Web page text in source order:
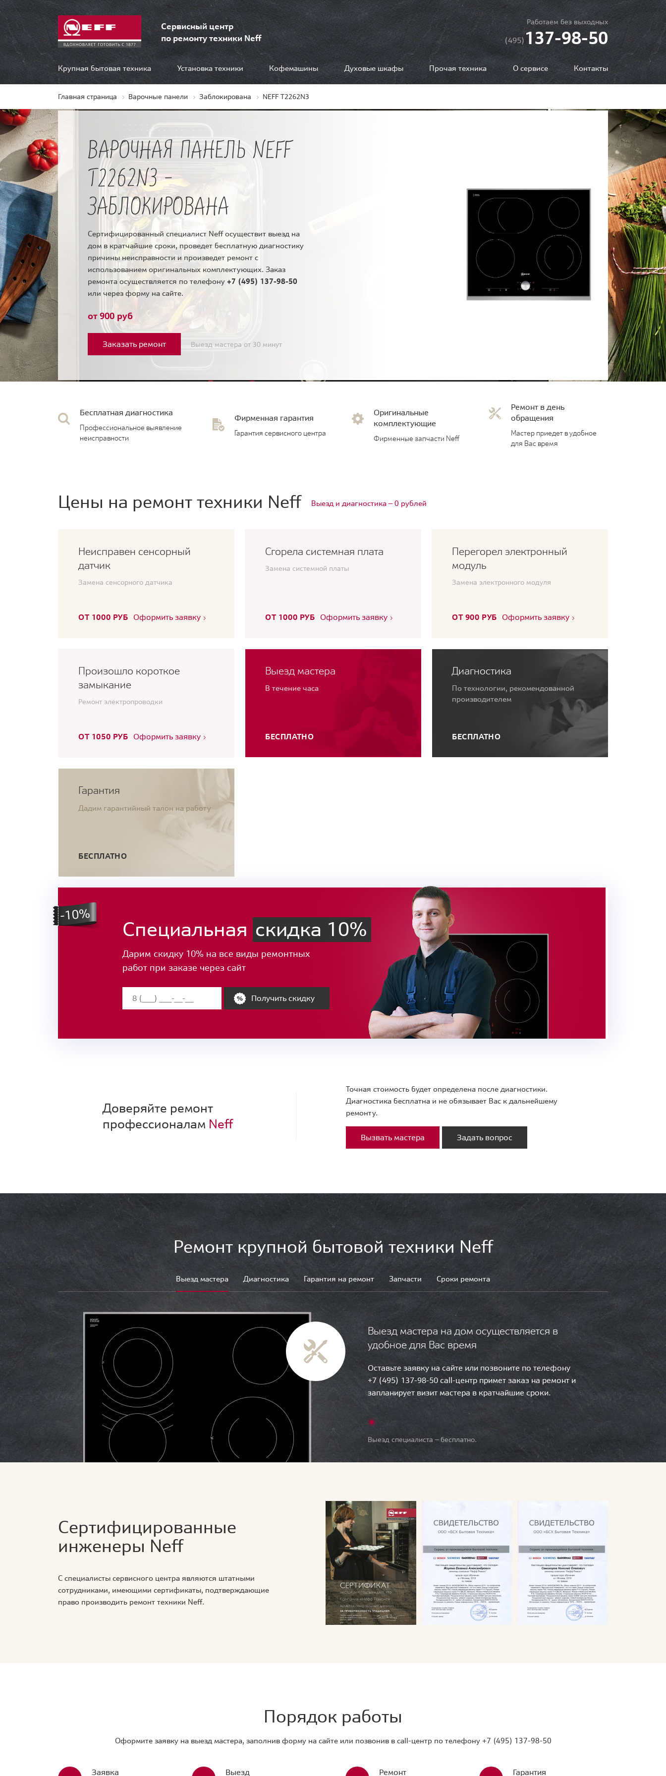
Сервисный центр
по ремонту техники Neff
Работаем без выходных
(495)137-98-50
Крупная бытовая техника Установка техники Кофемашины Духовые шкафы Прочая техника О сервисе Контакты
Главная страница Варочные панели Заблокирована NEFF T2262N3
ВАРОЧНАЯ ПАНЕЛЬ NEFF
T2262N3 -
ЗАБЛОКИРОВАНА
Сертифицированный специалист Neff осуществит выезд на
дом в кратчайшие сроки, проведет бесплатную диагностику
причины неисправности и произведет ремонт с
использованием оригинальных комплектующих. Заказ
ремонта осуществляется по телефону +7 (495) 137-98-50
или через форму на сайте.
от 900 руб
Заказать ремонт Выезд мастера от 30 минут
Бесплатная диагностика
Профессиональное выявление
неисправности
Фирменная гарантия
Гарантия сервисного центра
Оригинальные
комплектующие
Фирменные запчасти Neff
Ремонт в день
обращения
Мастер приедет в удобное
для Вас время
Цены на ремонт техники Neff Выезд и диагностика — 0 рублей
Неисправен сенсорный
датчик
Замена сенсорного датчика
ОТ 1000 РУБ Оформить заявку
Сгорела системная плата
Замена системной платы
ОТ 1000 РУБ Оформить заявку
Перегорел электронный
модуль
Замена электронного модуля
ОТ 900 РУБ Оформить заявку
Произошло короткое
замыкание
Ремонт электропроводки
ОТ 1050 РУБ Оформить заявку
Выезд мастера
В течение часа
БЕСПЛАТНО
Диагностика
По технологии, рекомендованной
производителем
БЕСПЛАТНО
Гарантия
Дадим гарантийный талон на работу
БЕСПЛАТНО
Специальная скидка 10%
Дарим скидку 10% на все виды ремонтных
работ при заказе через сайт
Получить скидку
Доверяйте ремонт
профессионалам Neff
Точная стоимость будет определена после диагностики.
Диагностика бесплатна и не обязывает Вас к дальнейшему
ремонту.
Вызвать мастера Задать вопрос
Ремонт крупной бытовой техники Neff
Выезд мастера Диагностика Гарантия на ремонт Запчасти Сроки ремонта
Выезд мастера на дом осуществляется в
удобное для Вас время
Оставьте заявку на сайте или позвоните по телефону
+7 (495) 137-98-50 call-центр примет заказ на ремонт и
запланирует визит мастера в кратчайшие сроки.
Выезд специалиста — бесплатно.
Сертифицированные
инженеры Neff
С специалисты сервисного центра являются штатными
сотрудниками, имеющими сертификаты, подтверждающие
право производить ремонт техники Neff.
Порядок работы
Оформите заявку на выезд мастера, заполнив форму на сайте или позвонив в call-центр по телефону +7 (495) 137-98-50
Заявка Выезд Ремонт Гарантия